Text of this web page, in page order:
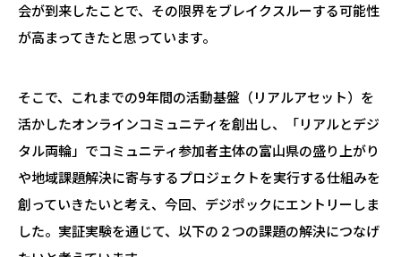
会が到来したことで、その限界をブレイクスルーする可能性
が高まってきたと思っています。
そこで、これまでの9年間の活動基盤（リアルアセット）を
活かしたオンラインコミュニティを創出し、「リアルとデジ
タル両輪」でコミュニティ参加者主体の富山県の盛り上がり
や地域課題解決に寄与するプロジェクトを実行する仕組みを
創っていきたいと考え、今回、デジポックにエントリーしま
した。実証実験を通じて、以下の２つの課題の解決につなげ